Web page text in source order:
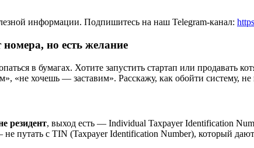
информации. Подпишитесь на наш Telegram-канал:
номера, но есть желание
в бумагах. Хотите запустить стартап или продавать
хочешь — заставим». Расскажу, как обойти систему, не
резидент, выход есть — Individual Taxpayer Identification
не путать с TIN (Taxpayer Identification Number), который